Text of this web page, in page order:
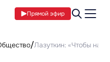
Прямой эфир
Лазуткин: «Чтобы на